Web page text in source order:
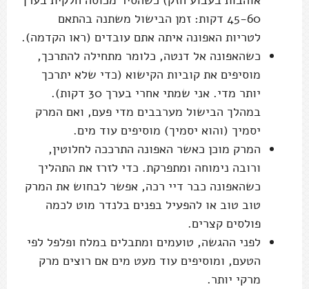
45-60 דקות: זמן הבישול משתנה בהתאם
לטריות האפונה איתה אתם עובדים (ראו הקדמה).
כשהאפונה אל דנטה, כלומר מתחילה להתרכך,
מוסיפים את קוביות הקישוא (כדי שלא יתרכך
יותר מדי. אני שמתי אחרי בערך 30 דקות).
במהלך הבישול מערבבים מדי פעם, ואם המרק
יסמיך (והוא יסמיך) מוסיפים עוד מים.
המרק מוכן כאשר האפונה התרככה לחלוטין,
ורובה נימוחה ומתפרקת. כדי לזרז את התהליך
כשהאפונה כבר דיי רכה, אפשר לבחוש את המרק
טוב טוב או להפעיל בפנים בלנדר מוט לכמה
פולסים קצרים.
לפני ההגשה, טועמים ומתבלים במלח ופלפל לפי
הטעם, ומוסיפים עוד מעט מים אם רוצים מרק
מרקי יותר.